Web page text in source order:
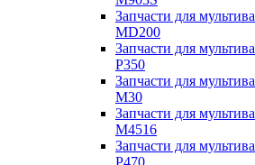
Запчасти для
MD200
Запчасти для
P350
Запчасти для
M30
Запчасти для
M4516
Запчасти для
P470